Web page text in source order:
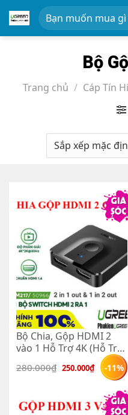
đến
nội
Tìm
kiếm:
Bộ
Trang chủ / Cáp Tín
Bộ Chia, Gộp HDMI 2
vào 1 Hỗ Trợ 4K (Hỗ Trợ
2 Chiều) Ugreen 50966
280.000₫ Giá
gốc
250.000₫Giá
hiện
-11%